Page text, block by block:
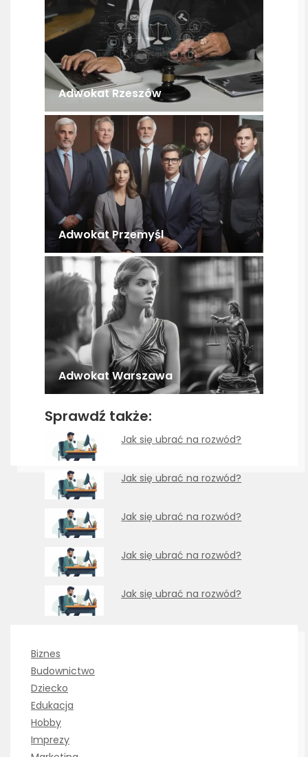
Adwokat Rzeszów
Adwokat Przemyśl
Adwokat Warszawa
Sprawdź także:
Jak się ubrać na rozwód?
Jak się ubrać na rozwód?
Jak się ubrać na rozwód?
Jak się ubrać na rozwód?
Jak się ubrać na rozwód?
Biznes
Budownictwo
Dziecko
Edukacja
Hobby
Imprezy